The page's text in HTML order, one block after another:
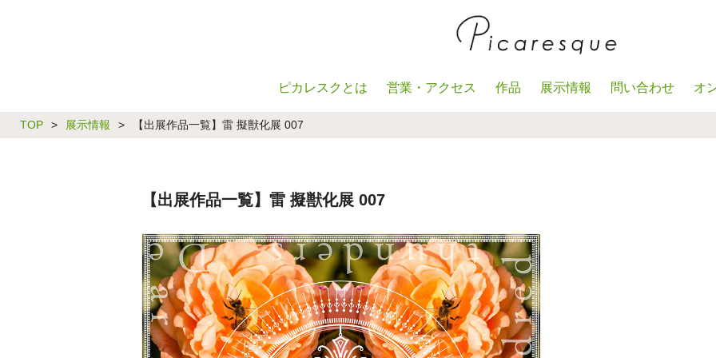
ピカレスクとは 営業・アクセス 作品 展示情報 問い合わせ オ
TOP > 展示情報 > 【出展作品一覧】雷 擬獣化展 007
【出展作品一覧】雷 擬獣化展 007